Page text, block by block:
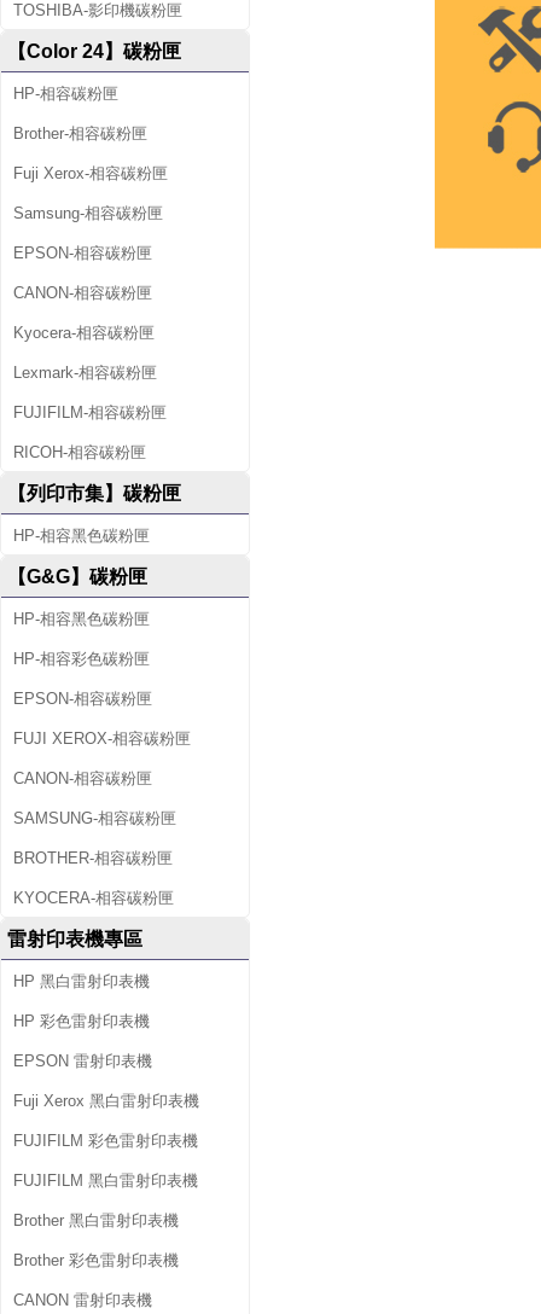
TOSHIBA-影印機碳粉匣
【Color 24】碳粉匣
HP-相容碳粉匣
Brother-相容碳粉匣
Fuji Xerox-相容碳粉匣
Samsung-相容碳粉匣
EPSON-相容碳粉匣
CANON-相容碳粉匣
Kyocera-相容碳粉匣
Lexmark-相容碳粉匣
FUJIFILM-相容碳粉匣
RICOH-相容碳粉匣
【列印市集】碳粉匣
HP-相容黑色碳粉匣
【G&G】碳粉匣
HP-相容黑色碳粉匣
HP-相容彩色碳粉匣
EPSON-相容碳粉匣
FUJI XEROX-相容碳粉匣
CANON-相容碳粉匣
SAMSUNG-相容碳粉匣
BROTHER-相容碳粉匣
KYOCERA-相容碳粉匣
雷射印表機專區
HP 黑白雷射印表機
HP 彩色雷射印表機
EPSON 雷射印表機
Fuji Xerox 黑白雷射印表機
FUJIFILM 彩色雷射印表機
FUJIFILM 黑白雷射印表機
Brother 黑白雷射印表機
Brother 彩色雷射印表機
CANON 雷射印表機